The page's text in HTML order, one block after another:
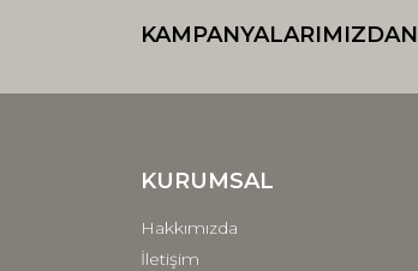
KURUMSAL
Hakkımızda
İletişim